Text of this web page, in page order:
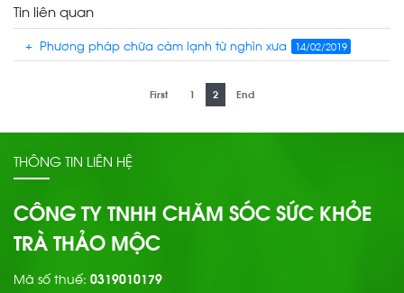
Tin liên quan
+ Phương pháp chữa cảm lạnh từ nghìn xưa 14/02/2019
First 1 2 End
THÔNG TIN LIÊN HỆ
CÔNG TY TNHH CHĂM SÓC SỨC KHỎE
TRÀ THẢO MỘC
Mã số thuế: 0319010179